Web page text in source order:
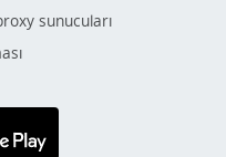
sunucuları